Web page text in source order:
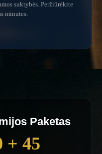
suktybės. Peržiūrėkite
minutes.
Paketas
+ 45